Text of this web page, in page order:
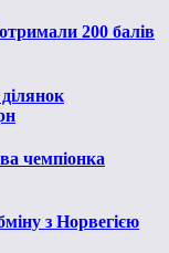
200 балів
чемпіонка
з Норвегією